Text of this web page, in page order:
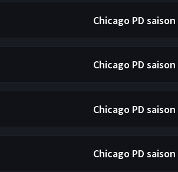
Chicago PD saison
Chicago PD saison
Chicago PD saison
Chicago PD saison